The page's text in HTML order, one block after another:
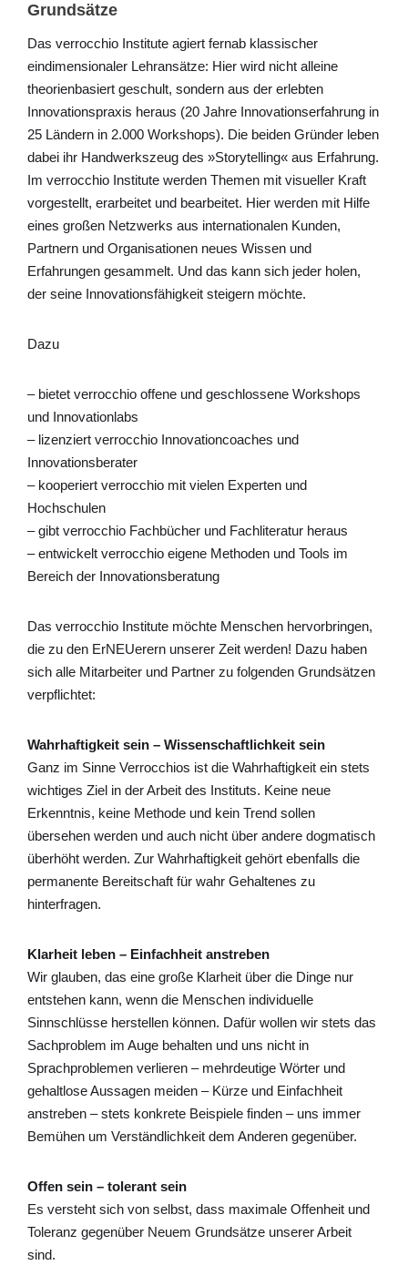
Grundsätze
Das verrocchio Institute agiert fernab klassischer
eindimensionaler Lehransätze: Hier wird nicht alleine
theorienbasiert geschult, sondern aus der erlebten
Innovationspraxis heraus (20 Jahre Innovationserfahrung in
25 Ländern in 2.000 Workshops). Die beiden Gründer leben
dabei ihr Handwerkszeug des »Storytelling« aus Erfahrung.
Im verrocchio Institute werden Themen mit visueller Kraft
vorgestellt, erarbeitet und bearbeitet. Hier werden mit Hilfe
eines großen Netzwerks aus internationalen Kunden,
Partnern und Organisationen neues Wissen und
Erfahrungen gesammelt. Und das kann sich jeder holen,
der seine Innovationsfähigkeit steigern möchte.
Dazu
– bietet verrocchio offene und geschlossene Workshops
und Innovationlabs
– lizenziert verrocchio Innovationcoaches und
Innovationsberater
– kooperiert verrocchio mit vielen Experten und
Hochschulen
– gibt verrocchio Fachbücher und Fachliteratur heraus
– entwickelt verrocchio eigene Methoden und Tools im
Bereich der Innovationsberatung
Das verrocchio Institute möchte Menschen hervorbringen,
die zu den ErNEUerern unserer Zeit werden! Dazu haben
sich alle Mitarbeiter und Partner zu folgenden Grundsätzen
verpflichtet:
Wahrhaftigkeit sein – Wissenschaftlichkeit sein
Ganz im Sinne Verrocchios ist die Wahrhaftigkeit ein stets
wichtiges Ziel in der Arbeit des Instituts. Keine neue
Erkenntnis, keine Methode und kein Trend sollen
übersehen werden und auch nicht über andere dogmatisch
überhöht werden. Zur Wahrhaftigkeit gehört ebenfalls die
permanente Bereitschaft für wahr Gehaltenes zu
hinterfragen.
Klarheit leben – Einfachheit anstreben
Wir glauben, das eine große Klarheit über die Dinge nur
entstehen kann, wenn die Menschen individuelle
Sinnschlüsse herstellen können. Dafür wollen wir stets das
Sachproblem im Auge behalten und uns nicht in
Sprachproblemen verlieren – mehrdeutige Wörter und
gehaltlose Aussagen meiden – Kürze und Einfachheit
anstreben – stets konkrete Beispiele finden – uns immer
Bemühen um Verständlichkeit dem Anderen gegenüber.
Offen sein – tolerant sein
Es versteht sich von selbst, dass maximale Offenheit und
Toleranz gegenüber Neuem Grundsätze unserer Arbeit
sind.